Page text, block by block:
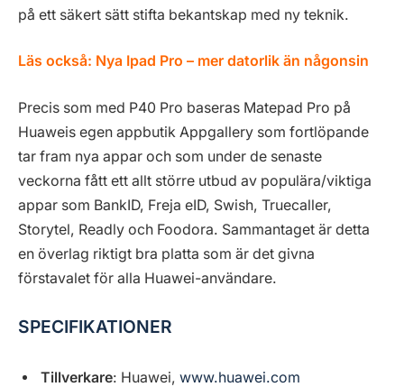
på ett säkert sätt stifta bekantskap med ny teknik.
Läs också: Nya Ipad Pro – mer datorlik än någonsin
Precis som med P40 Pro baseras Matepad Pro på
Huaweis egen appbutik Appgallery som fortlöpande
tar fram nya appar och som under de senaste
veckorna fått ett allt större utbud av populära/viktiga
appar som BankID, Freja eID, Swish, Truecaller,
Storytel, Readly och Foodora. Sammantaget är detta
en överlag riktigt bra platta som är det givna
förstavalet för alla Huawei-användare.
SPECIFIKATIONER
Tillverkare: Huawei, www.huawei.com